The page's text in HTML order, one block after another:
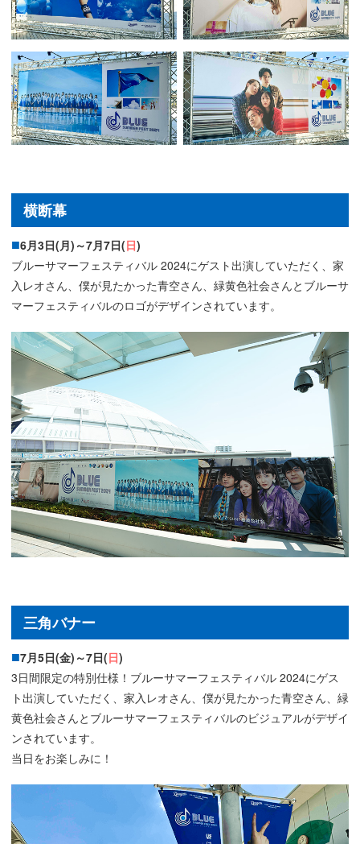
横断幕
6月3日(月)～7月7日(日)
ブルーサマーフェスティバル 2024にゲスト出演していただく、家
入レオさん、僕が見たかった青空さん、緑黄色社会さんとブルーサ
マーフェスティバルのロゴがデザインされています。
三角バナー
7月5日(金)～7日(日)
3日間限定の特別仕様！ブルーサマーフェスティバル 2024にゲス
ト出演していただく、家入レオさん、僕が見たかった青空さん、緑
黄色社会さんとブルーサマーフェスティバルのビジュアルがデザイ
ンされています。
当日をお楽しみに！